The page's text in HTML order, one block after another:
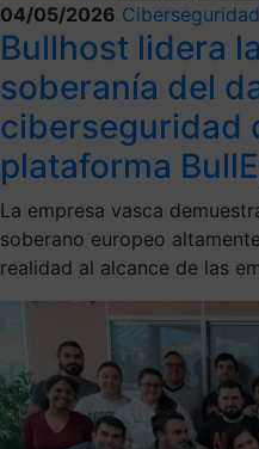
04/05/2026 Ciberseguridad
Bullhost lidera
soberanía del
ciberseguridad
plataforma
La empresa vasca
soberano europeo
realidad al alcance de las